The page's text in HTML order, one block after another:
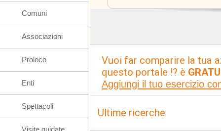
Vuoi far comparire la tua
questo portale !? è
Aggiungi il tuo esercizio
Ultime ricerche
Comuni
Associazioni
Proloco
Enti
Spettacoli
Visite guidate